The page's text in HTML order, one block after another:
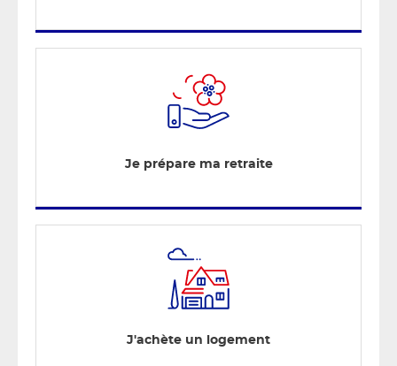
Je prépare ma retraite
J'achète un logement